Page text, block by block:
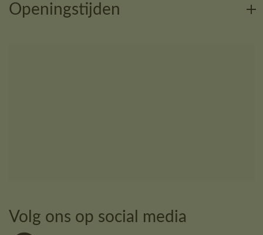
Openingstijden
Volg ons op social media